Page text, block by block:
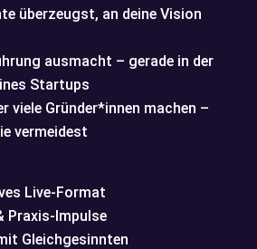
überzeugst, an deine Vision
ausmacht – gerade in der
Startups
viele Gründer*innen machen –
vermeidest
Live-Format
Praxis-Impulse
Gleichgesinnten